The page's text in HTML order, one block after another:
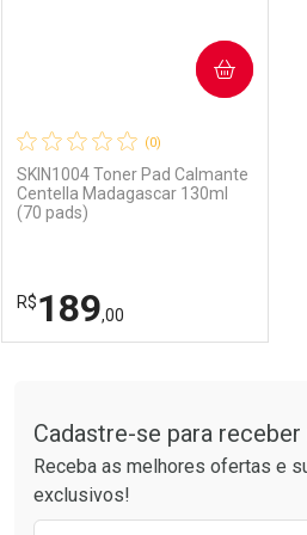
Ativar Desconto
Comprar sem Desconto
Por R$ 78,00/cada
Por R$ 78,00/cada
(0)
SKIN1004 Toner Pad Calmante
Centella Madagascar 130ml
(70 pads)
R$189,00
COMPRAR
Laboratório
Por Menos
Cadastre-se para
Receba as melhores ofertas e
exclusivos!